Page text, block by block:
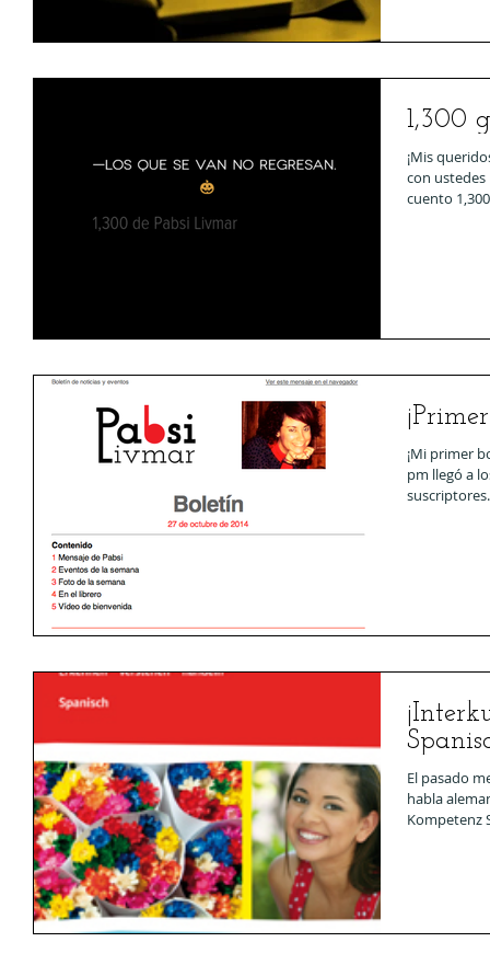
1,300
¡Mis
con ustedes
cuento
¡Mi primer
pm llegó a
El pasado
habla
Kompetenz